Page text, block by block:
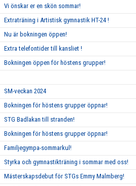
Vi önskar er en skön sommar!
Extraträning i Artistisk gymnastik HT-24 !
Nu är bokningen öppen!
Extra telefontider till kansliet !
Bokningen öppen för höstens grupper!
SM-veckan 2024
Bokningen för höstens grupper öppnar!
STG Badlakan till stranden!
Bokningen för höstens grupper öppnar!
Familjegympa-sommarkul!
Styrka och gymnastikträning i sommar med oss!
Mästerskapsdebut för STGs Emmy Malmberg!